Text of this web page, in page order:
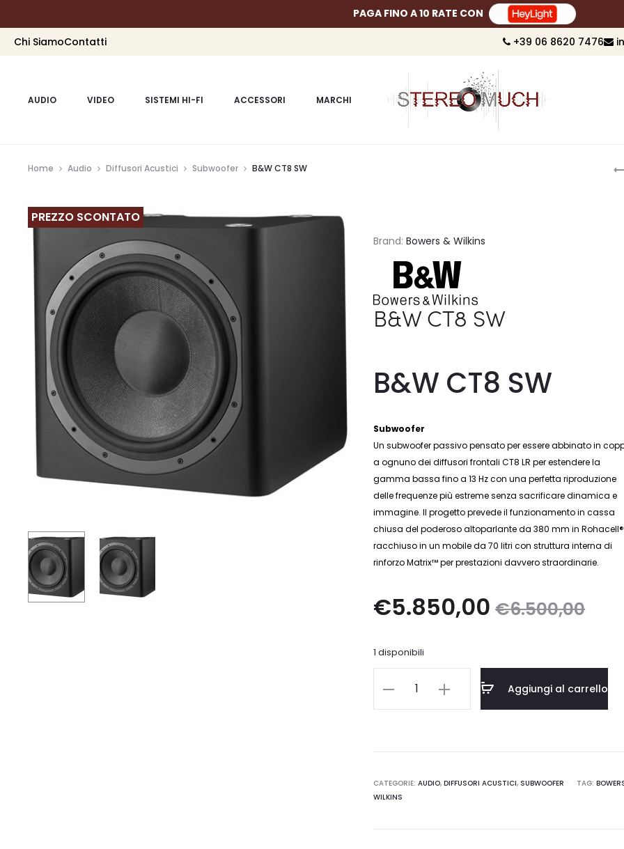
PAGA FINO A 10 RATE CON
Chi SiamoContatti +39 06 8620 7476
AUDIO VIDEO SISTEMI HI-FI ACCESSORI MARCHI
Home Audio Diffusori Acustici Subwoofer B&W CT8 SW
PREZZO SCONTATO
Brand:Bowers & Wilkins
B&W CT8 SW
B&W CT8 SW
Subwoofer
Un subwoofer passivo pensato per essere abbinato in
a ognuno dei diffusori frontali CT8 LR per estendere la
gamma bassa fino a 13 Hz con una perfetta riproduzione
delle frequenze più estreme senza sacrificare dinamica e
immagine. Il progetto prevede il funzionamento in cassa
chiusa del poderoso altoparlante da 380 mm in Rohacell®
racchiuso in un mobile da 70 litri con struttura interna di
rinforzo Matrix™ per prestazioni davvero straordinarie.
€6.500,00
Il
originale
era:
€5.850,00
Il
attuale
è:
1 disponibili
Aggiungi al carrello
CATEGORIE:AUDIO,DIFFUSORI ACUSTICI, SUBWOOFER TAG:
WILKINS